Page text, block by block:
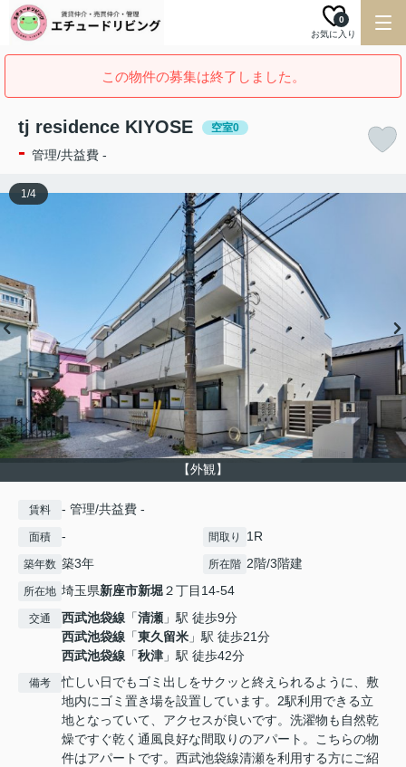
お気に入り
0
この物件の募集は終了しました。
tj residence KIYOSE 空室0
- 管理/共益費 -
【外観】
1/4
賃料 - 管理/共益費 -
面積 - 間取り 1R
築年数 築3年 所在階 2階/3階建
所在地 埼玉県新座市新堀２丁目14-54
交通 西武池袋線 「清瀬 」駅 徒歩9分
西武池袋線 「東久留米 」駅 徒歩21分
西武池袋線 「秋津 」駅 徒歩42分
備考
忙しい日でもゴミ出しをサクッと終えられるように、敷
地内にゴミ置き場を設置しています。2駅利用できる立
地となっていて、アクセスが良いです。洗濯物も自然乾
燥ですぐ乾く通風良好な間取りのアパート。こちらの物
件はアパートです。西武池袋線清瀬を利用する方にご紹